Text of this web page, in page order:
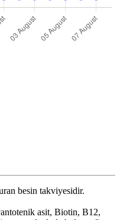
besin takviyesidir.
asit, Biotin, B12,